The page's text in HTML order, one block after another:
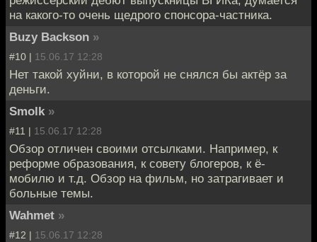
на какого-то очень щедрого спонсора-частника.
Buzy Backson »
#10 | 15.06.17 12:28
Нет такой хуйни, в которой не снялся бы актёр за
деньги.
Smolk »
#11 | 15.06.17 12:28
Обзор отличен своими отсылками. Например, к
реформе образования, к совету блогеров, к ё-
мобилю и т.д. Обзор на фильм, но затрагивает и
больные темы.
Wahmet »
#12 | 15.06.17 12:28